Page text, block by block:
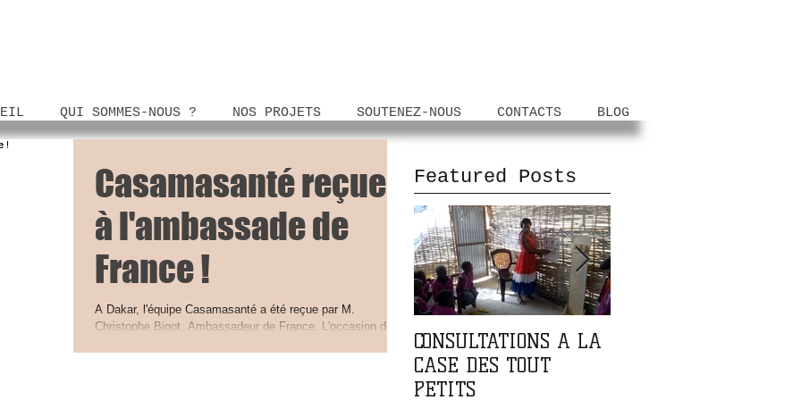
QUI SOMMES-NOUS ? NOS PROJETS SOUTENEZ-NOUS CONTACTS BLOG
Casamasanté reçue
à l'ambassade de
France !
A Dakar, l'équipe Casamasanté a été reçue par M.
Christophe Bigot, Ambassadeur de France. L'occasion de
Featured Posts
CONSULTATIONS A LA
CASE DES TOUT
PETITS